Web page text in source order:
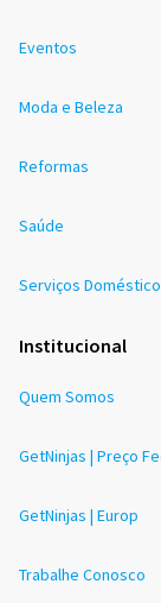
Eventos
Moda e Beleza
Reformas
Saúde
Serviços
Institucional
Quem Somos
GetNinjas | Preço
GetNinjas | Europ
Trabalhe Conosco